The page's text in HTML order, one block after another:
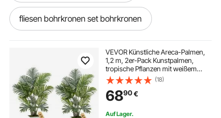
fliesen bohrkronen set bohrkronen
gewindebohrer set gewindebohrer
spannzangen set er32
VEVOR Künstliche Areca-Palmen,
1,2 m, 2er-Pack Kunstpalmen,
tropische Pflanzen mit weißem
Pflanzgefäß, Kunstseidenpflanze im
Topf, Kunstbaum für Veranden,
Wohnzimmer, Terrassen, Zuhause,
Büro
(18)
6890€
Auf Lager.